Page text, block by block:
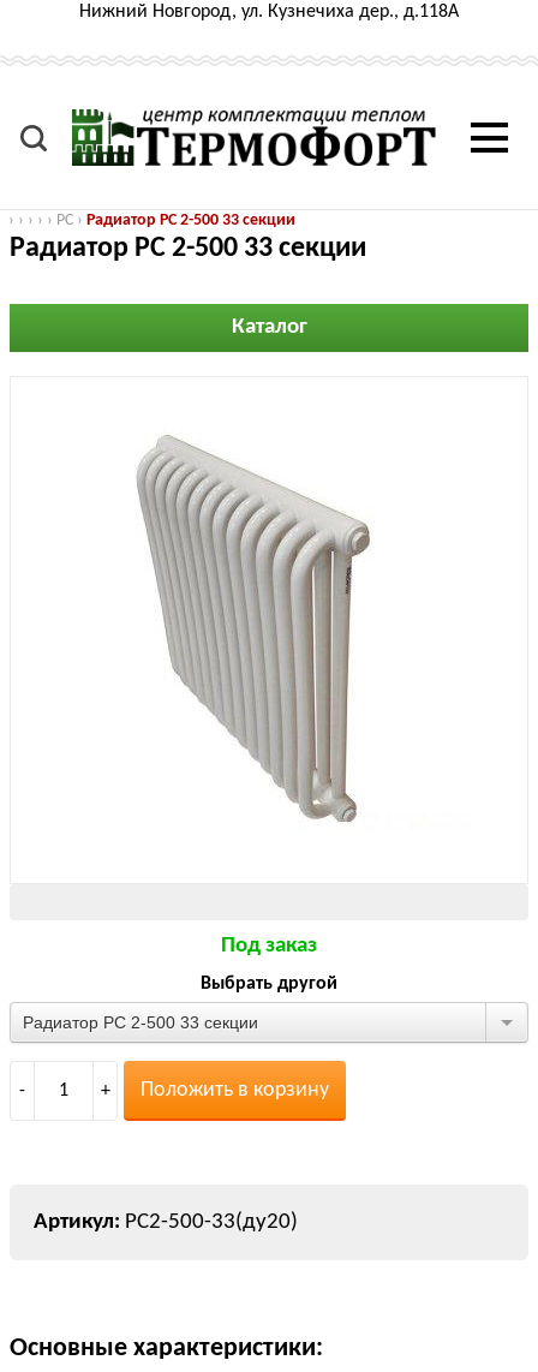
Нижний Новгород, ул. Кузнечиха дер., д.118А
› › › › › РС › Радиатор РС 2-500 33 секции
Радиатор РС 2-500 33 секции
Каталог
Под заказ
Выбрать другой
Радиатор РС 2-500 33 секции
- 1 + Положить в корзину
РС2-500-33(ду20)
Основные характеристики: